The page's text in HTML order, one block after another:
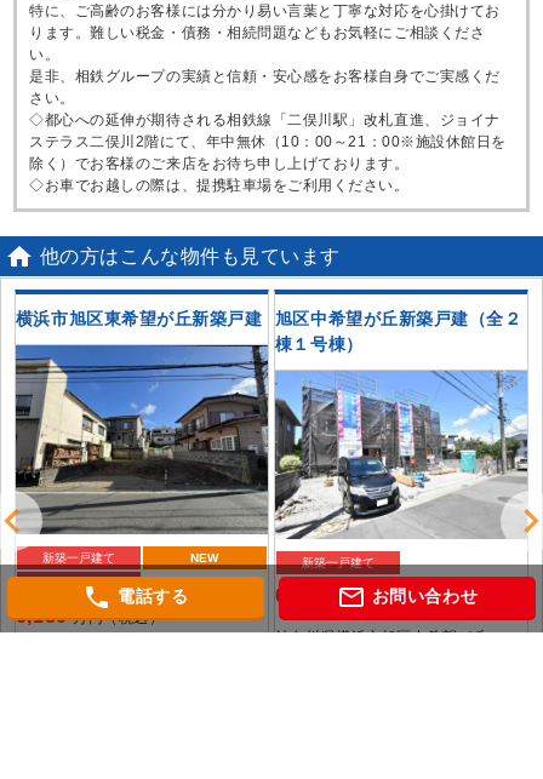
特に、ご高齢のお客様には分かり易い言葉と丁寧な対応を心掛けてお
ります。難しい税金・債務・相続問題などもお気軽にご相談くださ
い。
是非、相鉄グループの実績と信頼・安心感をお客様自身でご実感くだ
さい。
◇都心への延伸が期待される相鉄線「二俣川駅」改札直進、ジョイナ
ステラス二俣川2階にて、年中無休（10：00～21：00※施設休館日を
除く）でお客様のご来店をお待ち申し上げております。
◇お車でお越しの際は、提携駐車場をご利用ください。
 他の方はこんな物件も見ています
横浜市旭区東希望が丘新築戸建
新築一戸建て
NEW
6,180万円（税込）
旭区中希望が丘新築戸建（全２
棟１号棟）
新築一戸建て
6,080 万円（税込）
神奈川県横浜市旭区中希望が丘
phone 電話する mail_outline お問い合わせ